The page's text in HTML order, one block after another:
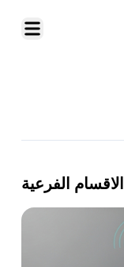
الاقسام الفرعية